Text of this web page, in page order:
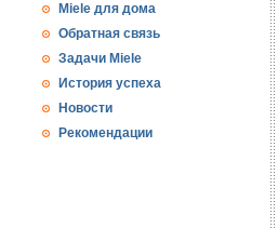
Miele для дома
Обратная связь
Задачи Miele
История успеха
Новости
Рекомендации